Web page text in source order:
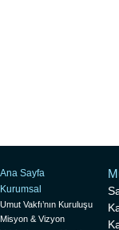
Ana Sayfa
Kurumsal
Umut Vakfı’nın Kuruluşu
Misyon & Vizyon